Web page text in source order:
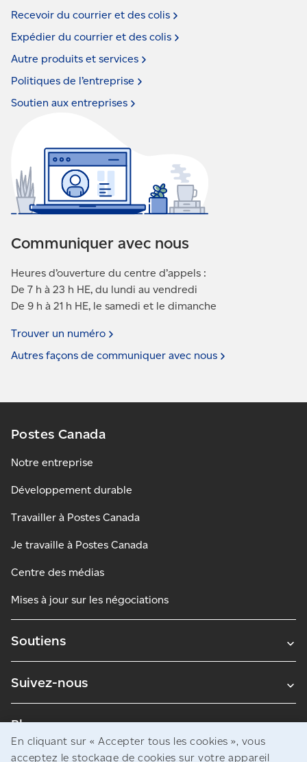
Recevoir du courrier et des colis
Expédier du courrier et des colis
Autre produits et services
Politiques de l’entreprise
Soutien aux entreprises
Communiquer avec nous
Heures d’ouverture du centre d’appels :
De 7 h à 23 h HE, du lundi au vendredi
De 9 h à 21 h HE, le samedi et le dimanche
Trouver un numéro
Autres façons de communiquer avec nous
Postes Canada
Notre entreprise
Développement durable
Travailler à Postes Canada
Je travaille à Postes Canada
Centre des médias
Mises à jour sur les négociations
Soutiens
Suivez-nous
Blogues
En cliquant sur « Accepter tous les cookies », vous
acceptez le stockage de cookies sur votre appareil